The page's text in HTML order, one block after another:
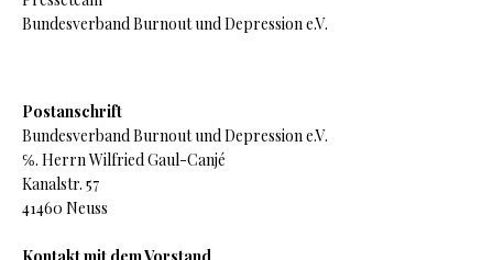
Bundesverband Burnout und Depression e.V.
Postanschrift
Bundesverband Burnout und Depression e.V.
℅. Herrn Wilfried Gaul-Canjé
Kanalstr. 57
41460 Neuss